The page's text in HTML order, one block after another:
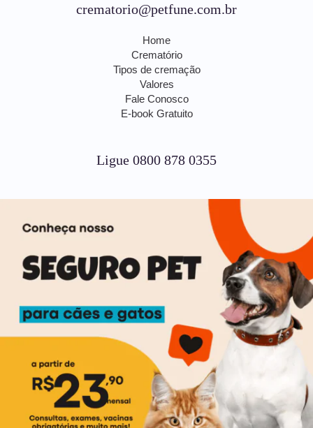
crematorio@petfune.com.br
Home
Crematório
Tipos de cremação
Valores
Fale Conosco
E-book Gratuito
Ligue 0800 878 0355